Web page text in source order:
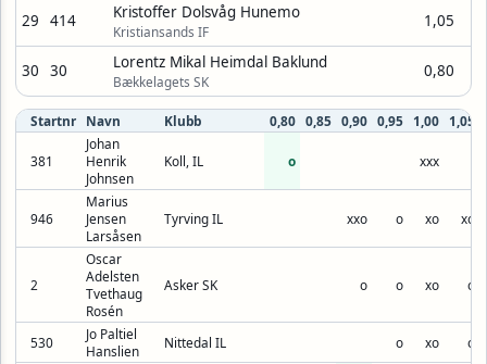
29 414 Kristoffer Dolsvåg Hunemo
Kristiansands IF
1,05
30 30 Lorentz Mikal Heimdal Baklund
Bækkelagets SK
0,80
Startnr Navn Klubb 0,80 0,85 0,90 0,95 1,00 1,05
381
Johan
Henrik
Johnsen
Koll, IL o xxx
946
Marius
Jensen
Larsåsen
Tyrving IL xxo o xo xo
2
Oscar
Adelsten
Tvethaug
Rosén
Asker SK o o xo o
530
Jo Paltiel
Hanslien
Nittedal IL o xo o